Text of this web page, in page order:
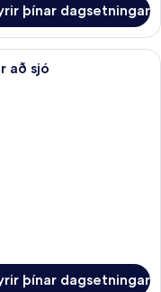
þínar dagsetningar
af bestu gerð, míníbar,
að sjó
þínar dagsetningar